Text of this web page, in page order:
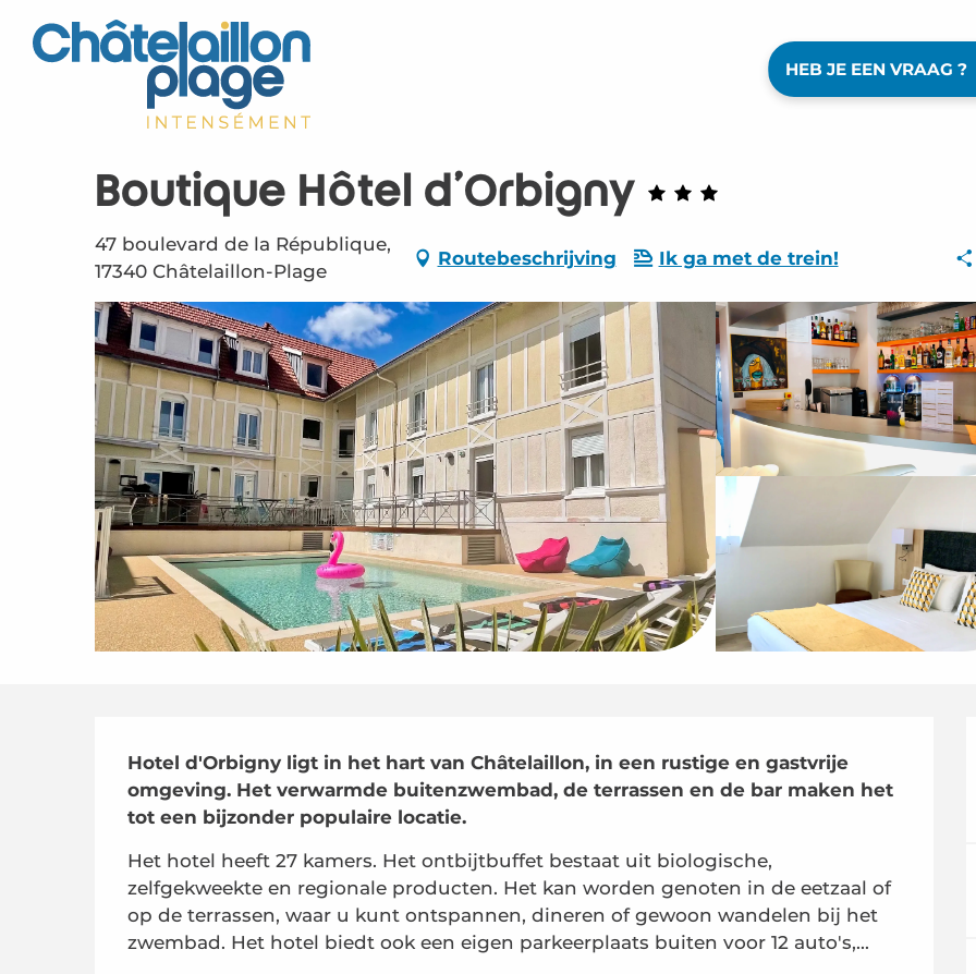
contenu
HEB JE EEN VRAAG ?
Boutique Hôtel d'Orbigny
47 boulevard de la République,
17340 Châtelaillon-Plage
Routebeschrijving Ik ga met de trein!
Beschrijving
Hotel d'Orbigny ligt in het hart van Châtelaillon, in een rustige en gastvrije
omgeving. Het verwarmde buitenzwembad, de terrassen en de bar maken het
tot een bijzonder populaire locatie.
Het hotel heeft 27 kamers. Het ontbijtbuffet bestaat uit biologische,
zelfgekweekte en regionale producten. Het kan worden genoten in de eetzaal of
op de terrassen, waar u kunt ontspannen, dineren of gewoon wandelen bij het
zwembad. Het hotel biedt ook een eigen parkeerplaats buiten voor 12 auto's,...